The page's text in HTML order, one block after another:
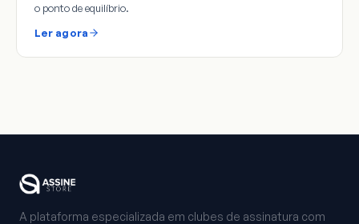
o ponto de equilíbrio.
Ler agora
A plataforma especializada em clubes de assinatura com